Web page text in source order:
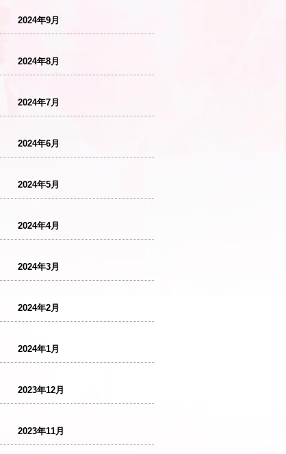
2024年9月
2024年8月
2024年7月
2024年6月
2024年5月
2024年4月
2024年3月
2024年2月
2024年1月
2023年12月
2023年11月